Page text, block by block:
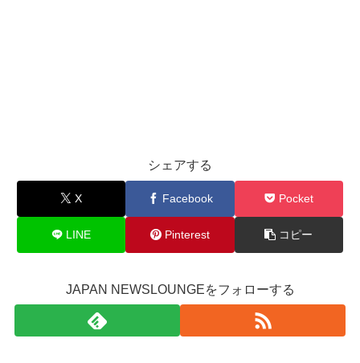
シェアする
X Facebook Pocket
LINE Pinterest コピー
JAPAN NEWSLOUNGEをフォローする